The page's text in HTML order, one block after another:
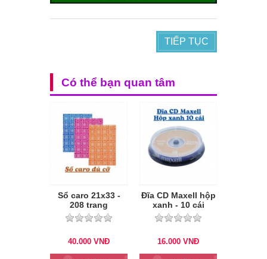
TIẾP TỤC
Có thể bạn quan tâm
Sổ caro 21x33 -
208 trang
40.000 VNĐ
Đĩa CD Maxell hộp
xanh - 10 cái
16.000 VNĐ